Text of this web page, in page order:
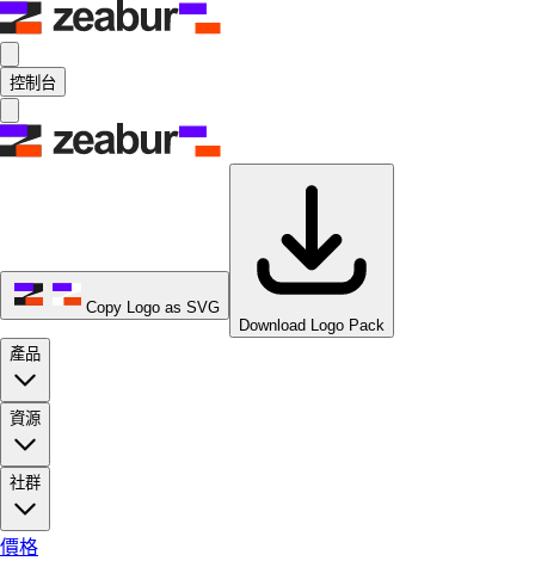
控制台
Copy Logo as SVG
Download Logo Pack
產品
資源
社群
價格